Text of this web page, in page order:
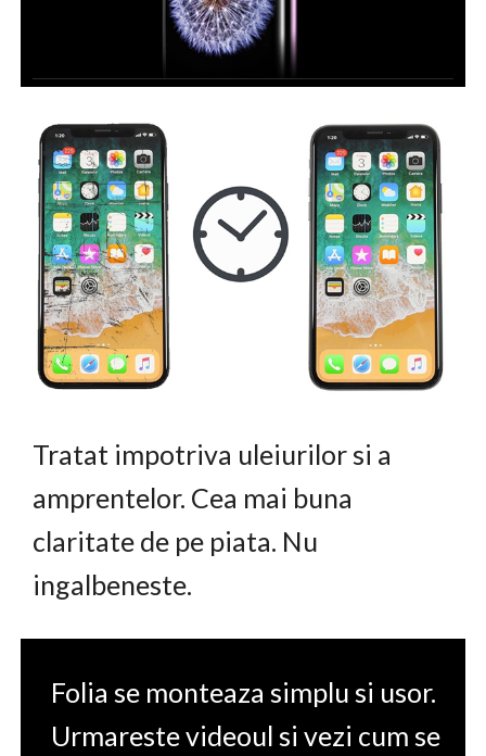
Tratat impotriva uleiurilor si a
amprentelor. Cea mai buna
claritate de pe piata. Nu
ingalbeneste.
Folia se monteaza simplu si usor.
Urmareste videoul si vezi cum se